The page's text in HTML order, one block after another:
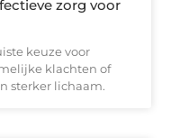
zorg voor
keuze voor
klachten of
sterker lichaam.